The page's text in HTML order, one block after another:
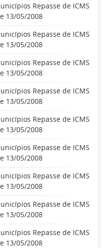
Repasse de ICMS
13/05/2008
Repasse de ICMS
13/05/2008
Repasse de ICMS
13/05/2008
Repasse de ICMS
13/05/2008
Repasse de ICMS
13/05/2008
Repasse de ICMS
13/05/2008
Repasse de ICMS
13/05/2008
Repasse de ICMS
13/05/2008
Repasse de ICMS
13/05/2008